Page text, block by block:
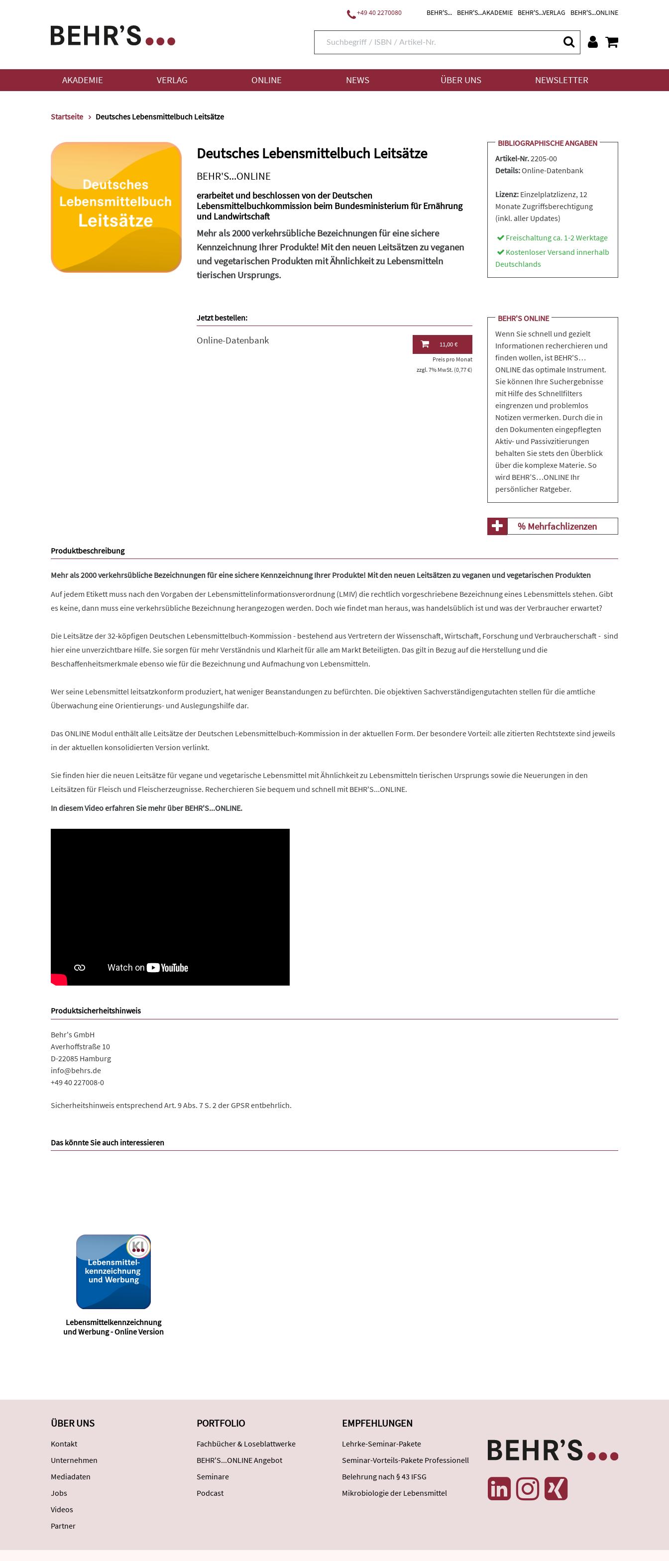
+49 40 2270080 BEHR'S... BEHR'S...AKADEMIE BEHR'S...VERLAG BEHR'S...ONLINE
AKADEMIE VERLAG ONLINE NEWS ÜBER UNS NEWSLETTER
Startseite Deutsches Lebensmittelbuch Leitsätze
Deutsches Lebensmittelbuch Leitsätze
BEHR'S...ONLINE
erarbeitet und beschlossen von der Deutschen
Lebensmittelbuchkommission beim Bundesministerium für Ernährung
und Landwirtschaft
Mehr als 2000 verkehrsübliche Bezeichnungen für eine sichere
Kennzeichnung Ihrer Produkte! Mit den neuen Leitsätzen zu veganen
und vegetarischen Produkten mit Ähnlichkeit zu Lebensmitteln
tierischen Ursprungs.
BIBLIOGRAPHISCHE ANGABEN
Artikel-Nr.2205-00
Details:Online-Datenbank
Lizenz: Einzelplatzlizenz, 12
Monate Zugriffsberechtigung
(inkl. aller Updates)
Freischaltung ca. 1-2 Werktage
Kostenloser Versand innerhalb
Deutschlands
Jetzt bestellen:
Online-Datenbank 11,00 €
Preis pro Monat
zzgl. 7% MwSt. (0,77 €)
BEHR'S ONLINE
Wenn Sie schnell und gezielt
Informationen recherchieren und
finden wollen, ist BEHR'S…
ONLINE das optimale Instrument.
Sie können Ihre Suchergebnisse
mit Hilfe des Schnellfilters
eingrenzen und problemlos
Notizen vermerken. Durch die in
den Dokumenten eingepflegten
Aktiv- und Passivzitierungen
behalten Sie stets den Überblick
über die komplexe Materie. So
wird BEHR’S…ONLINE Ihr
persönlicher Ratgeber.
% Mehrfachlizenzen
Produktbeschreibung
Mehr als 2000 verkehrsübliche Bezeichnungen für eine sichere Kennzeichnung Ihrer Produkte! Mit den neuen Leitsätzen zu veganen und vegetarischen Produkten
Auf jedem Etikett muss nach den Vorgaben der Lebensmittelinformationsverordnung (LMIV) die rechtlich vorgeschriebene Bezeichnung eines Lebensmittels stehen. Gibt
es keine, dann muss eine verkehrsübliche Bezeichnung herangezogen werden. Doch wie findet man heraus, was handelsüblich ist und was der Verbraucher erwartet?
Die Leitsätze der 32-köpfigen Deutschen Lebensmittelbuch-Kommission - bestehend aus Vertretern der Wissenschaft, Wirtschaft, Forschung und Verbraucherschaft - sind
hier eine unverzichtbare Hilfe. Sie sorgen für mehr Verständnis und Klarheit für alle am Markt Beteiligten. Das gilt in Bezug auf die Herstellung und die
Beschaffenheitsmerkmale ebenso wie für die Bezeichnung und Aufmachung von Lebensmitteln.
Wer seine Lebensmittel leitsatzkonform produziert, hat weniger Beanstandungen zu befürchten. Die objektiven Sachverständigengutachten stellen für die amtliche
Überwachung eine Orientierungs- und Auslegungshilfe dar.
Das ONLINE Modul enthält alle Leitsätze der Deutschen Lebensmittelbuch-Kommission in der aktuellen Form. Der besondere Vorteil: alle zitierten Rechtstexte sind jeweils
in der aktuellen konsolidierten Version verlinkt.
Sie finden hier die neuen Leitsätze für vegane und vegetarische Lebensmittel mit Ähnlichkeit zu Lebensmitteln tierischen Ursprungs sowie die Neuerungen in den
Leitsätzen für Fleisch und Fleischerzeugnisse. Recherchieren Sie bequem und schnell mit BEHR'S...ONLINE.
In diesem Video erfahren Sie mehr über BEHR'S...ONLINE.
Produktsicherheitshinweis
Behr's GmbH
Averhoffstraße 10
D-22085 Hamburg
info@behrs.de
+49 40 227008-0
Sicherheitshinweis entsprechend Art. 9 Abs. 7 S. 2 der GPSR entbehrlich.
Das könnte Sie auch interessieren
Lebensmittelkennzeichnung
und Werbung - Online Version
ÜBER UNS
Kontakt
Unternehmen
Mediadaten
Jobs
Videos
Partner
PORTFOLIO
Fachbücher & Loseblattwerke
BEHR'S...ONLINE Angebot
Seminare
Podcast
EMPFEHLUNGEN
Lehrke-Seminar-Pakete
Seminar-Vorteils-Pakete Professionell
Belehrung nach § 43 IFSG
Mikrobiologie der Lebensmittel